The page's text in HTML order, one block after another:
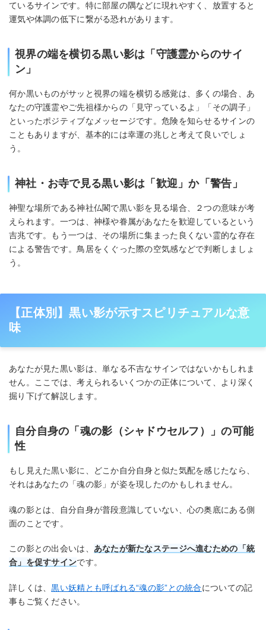
ているサインです。特に部屋の隅などに現れやすく、放置すると
運気や体調の低下に繋がる恐れがあります。
視界の端を横切る黒い影は「守護霊からのサイ
ン」
何か黒いものがサッと視界の端を横切る感覚は、多くの場合、あ
なたの守護霊やご先祖様からの「見守っているよ」「その調子」
といったポジティブなメッセージです。危険を知らせるサインの
こともありますが、基本的には幸運の兆しと考えて良いでしょ
う。
神社・お寺で見る黒い影は「歓迎」か「警告」
神聖な場所である神社仏閣で黒い影を見る場合、２つの意味が考
えられます。一つは、神様や眷属があなたを歓迎しているという
吉兆です。もう一つは、その場所に集まった良くない霊的な存在
による警告です。鳥居をくぐった際の空気感などで判断しましょ
う。
【正体別】黒い影が示すスピリチュアルな意
味
あなたが見た黒い影は、単なる不吉なサインではないかもしれま
せん。ここでは、考えられるいくつかの正体について、より深く
掘り下げて解説します。
自分自身の「魂の影（シャドウセルフ）」の可能
性
もし見えた黒い影に、どこか自分自身と似た気配を感じたなら、
それはあなたの「魂の影」が姿を現したのかもしれません。
魂の影とは、自分自身が普段意識していない、心の奥底にある側
面のことです。
この影との出会いは、 あなたが新たなステージへ進むための「統
合」を促すサインです。
詳しくは、黒い妖精とも呼ばれる“魂の影”との統合についての記
事もご覧ください。